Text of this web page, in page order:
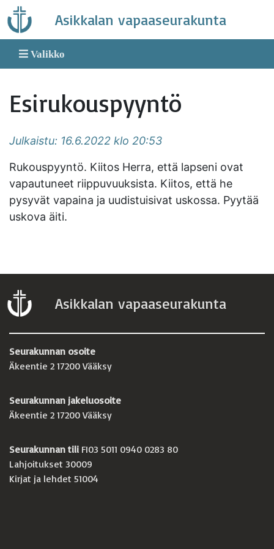
Skip
to
content
Asikkalan vapaaseurakunta
Valikko
Esirukouspyyntö
Julkaistu: 16.6.2022 klo 20:53
Rukouspyyntö. Kiitos Herra, että lapseni ovat
vapautuneet riippuvuuksista. Kiitos, että he
pysyvät vapaina ja uudistuisivat uskossa. Pyytää
uskova äiti.
Asikkalan vapaaseurakunta
Seurakunnan osoite
Äkeentie 2 17200 Vääksy
Seurakunnan jakeluosoite
Äkeentie 2 17200 Vääksy
Seurakunnan tili FI03 5011 0940 0283 80
Lahjoitukset 30009
Kirjat ja lehdet 51004